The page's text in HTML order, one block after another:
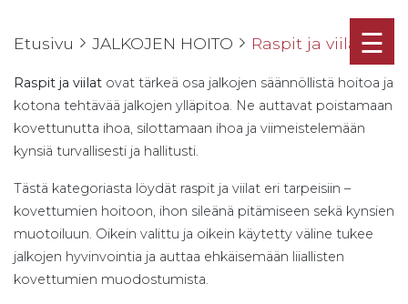
☰
Etusivu JALKOJEN HOITO Raspit ja viilat
Raspit ja viilat ovat tärkeä osa jalkojen säännöllistä hoitoa ja
kotona tehtävää jalkojen ylläpitoa. Ne auttavat poistamaan
kovettunutta ihoa, silottamaan ihoa ja viimeistelemään
kynsiä turvallisesti ja hallitusti.
Tästä kategoriasta löydät raspit ja viilat eri tarpeisiin –
kovettumien hoitoon, ihon sileänä pitämiseen sekä kynsien
muotoiluun. Oikein valittu ja oikein käytetty väline tukee
jalkojen hyvinvointia ja auttaa ehkäisemään liiallisten
kovettumien muodostumista.